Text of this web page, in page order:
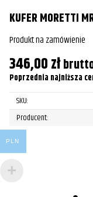
KUFER MORETTI
Produkt na zamówienie
346,00zł
Poprzednia najniższa
SKU:
Producent:
PLN